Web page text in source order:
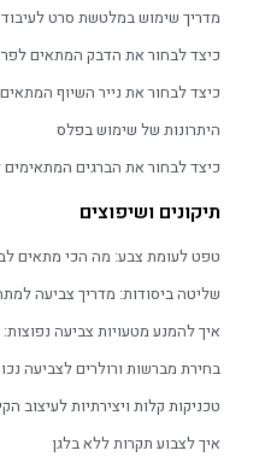
מדריך שימוש במלטשת סרט
כיצד לבחור את הדבק המתאים
כיצד לבחור את נייר השיוף
היתרונות של שימוש בפלס
כיצד לבחור את הברגים המתאימים
תיקונים ושיפוצים
טפט לעומת צבע: מה הכי מתאים
שליטה ביסודות: מדריך צביעה
איך להמנע מטעויות צביעה
בחירת מברשות ורולרים לצביעה
טכניקות קלות ויצירתיות לעיצוב
איך לצבוע תקרות ללא בלגן